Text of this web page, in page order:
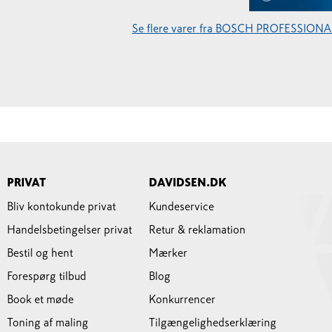
Se flere varer fra BOSCH PROFESSIONAL
PRIVAT
Bliv kontokunde privat
Handelsbetingelser privat
Bestil og hent
Forespørg tilbud
Book et møde
Toning af maling
DAVIDSEN.DK
Kundeservice
Retur & reklamation
Mærker
Blog
Konkurrencer
Tilgængelighedserklæring